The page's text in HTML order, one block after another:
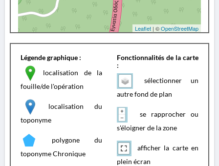
Leaflet | ©OpenStreetMap
Légende graphique :
localisation de la
fouille/de l'opération
localisation du
toponyme
polygone du
toponyme Chronique
Fonctionnalités de la carte
:
sélectionner un
autre fond de plan
se rapprocher ou
s'éloigner de la zone
afficher la carte en
plein écran